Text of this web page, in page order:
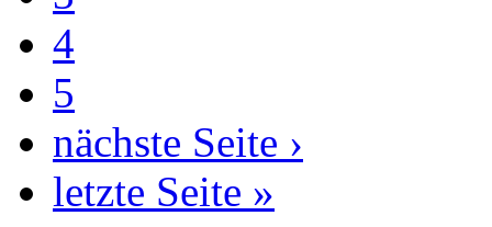
4
5
nächste Seite ›
letzte Seite »